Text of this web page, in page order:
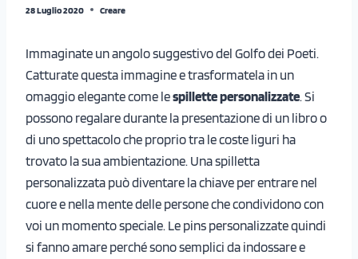
28 Luglio 2020 Creare
Immaginate un angolo suggestivo del Golfo dei Poeti.
Catturate questa immagine e trasformatela in un
omaggio elegante come lespillette personalizzate. Si
possono regalare durante la presentazione di un libro o
di uno spettacolo che proprio tra le coste liguri ha
trovato la sua ambientazione. Una spilletta
personalizzata può diventare la chiave per entrare nel
cuore e nella mente delle persone che condividono con
voi un momento speciale. Le pins personalizzate quindi
si fanno amare perché sono semplici da indossare e